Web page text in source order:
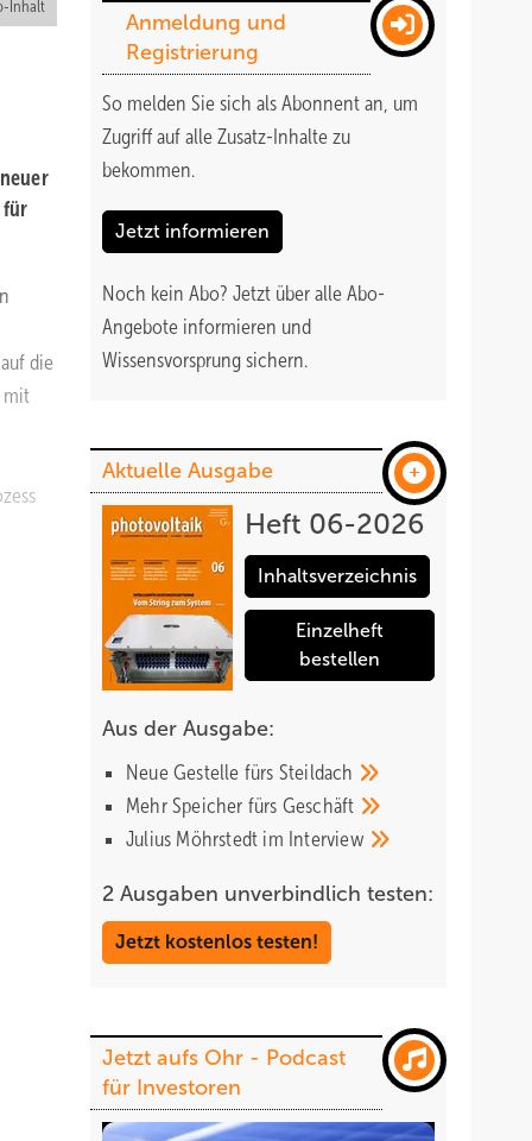
Inhalt
für
die
mit
Anmeldung und
Registrierung
So melden Sie sich als Abonnent an, um
Zugriff auf alle Zusatz-Inhalte zu
bekommen.
Jetzt informieren
Noch kein Abo? Jetzt über alle Abo-
Angebote informieren und
Wissensvorsprung sichern.
Aktuelle Ausgabe
Heft 06-2026
Inhaltsverzeichnis
Einzelheft
bestellen
Aus der Ausgabe:
Neue Gestelle fürs Steildach
Mehr Speicher fürs Geschäft
Julius Möhrstedt im Interview
2 Ausgaben unverbindlich testen:
Jetzt kostenlos testen!
Jetzt aufs Ohr - Podcast
für Investoren